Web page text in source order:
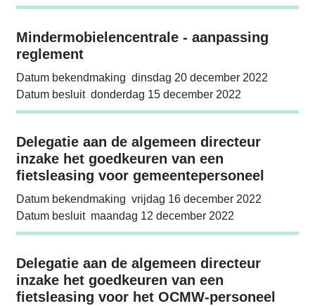
Mindermobielencentrale - aanpassing
Mindermobielencentrale - aanpassing
reglement
Datum bekendmaking dinsdag 20 december 2022
Datum besluit donderdag 15 december 2022
Delegatie aan de algemeen directeur
Delegatie aan de algemeen directeur
inzake het goedkeuren van een
fietsleasing voor gemeentepersoneel
Datum bekendmaking vrijdag 16 december 2022
Datum besluit maandag 12 december 2022
Delegatie aan de algemeen directeur
Delegatie aan de algemeen directeur
inzake het goedkeuren van een
fietsleasing voor het OCMW-personeel